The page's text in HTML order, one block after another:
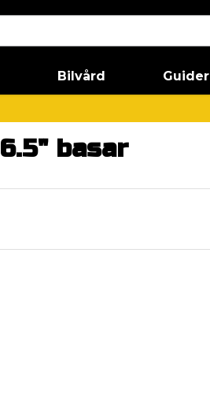
Bilvård Guider
6.5" basar